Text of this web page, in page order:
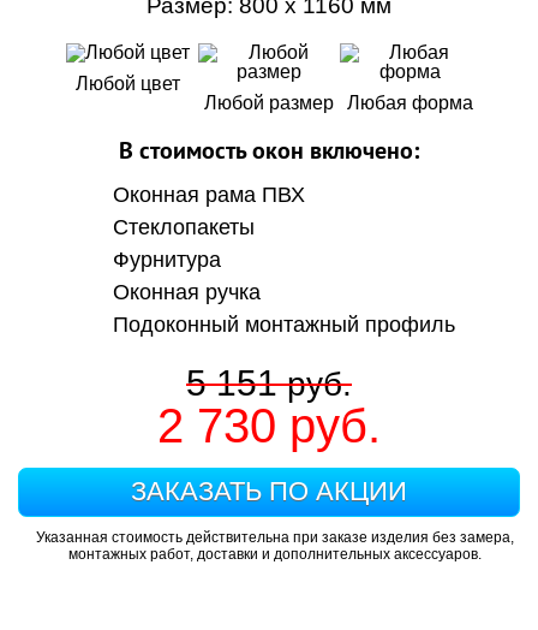
Размер: 800 x 1160 мм
Любой цвет
Любой размер
Любая форма
В стоимость окон включено:
Оконная рама ПВХ
Стеклопакеты
Фурнитура
Оконная ручка
Подоконный монтажный профиль
5 151руб.
2 730 руб.
ЗАКАЗАТЬ ПО АКЦИИ
Указанная стоимость действительна при заказе изделия без замера,
монтажных работ, доставки и дополнительных аксессуаров.